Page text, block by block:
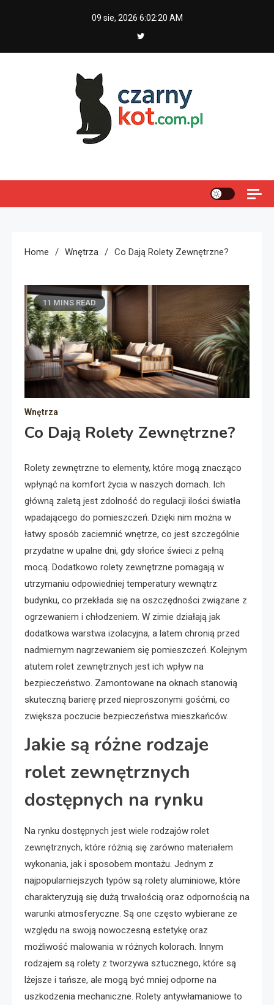
09 sie, 2026 6:02:21 AM
Home Wnętrza Co Dają Rolety Zewnętrzne?
11 MINS READ
Wnętrza
Co Dają Rolety Zewnętrzne?
Rolety zewnętrzne to elementy, które mogą znacząco
wpłynąć na komfort życia w naszych domach. Ich
główną zaletą jest zdolność do regulacji ilości światła
wpadającego do pomieszczeń. Dzięki nim można w
łatwy sposób zaciemnić wnętrze, co jest szczególnie
przydatne w upalne dni, gdy słońce świeci z pełną
mocą. Dodatkowo rolety zewnętrzne pomagają w
utrzymaniu odpowiedniej temperatury wewnątrz
budynku, co przekłada się na oszczędności związane z
ogrzewaniem i chłodzeniem. W zimie działają jak
dodatkowa warstwa izolacyjna, a latem chronią przed
nadmiernym nagrzewaniem się pomieszczeń. Kolejnym
atutem rolet zewnętrznych jest ich wpływ na
bezpieczeństwo. Zamontowane na oknach stanowią
skuteczną barierę przed nieproszonymi gośćmi, co
zwiększa poczucie bezpieczeństwa mieszkańców.
Jakie są różne rodzaje
rolet zewnętrznych
dostępnych na rynku
Na rynku dostępnych jest wiele rodzajów rolet
zewnętrznych, które różnią się zarówno materiałem
wykonania, jak i sposobem montażu. Jednym z
najpopularniejszych typów są rolety aluminiowe, które
charakteryzują się dużą trwałością oraz odpornością na
warunki atmosferyczne. Są one często wybierane ze
względu na swoją nowoczesną estetykę oraz
możliwość malowania w różnych kolorach. Innym
rodzajem są rolety z tworzywa sztucznego, które są
lżejsze i tańsze, ale mogą być mniej odporne na
uszkodzenia mechaniczne. Rolety antywłamaniowe to